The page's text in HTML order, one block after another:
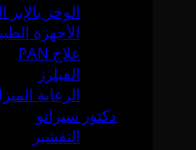
الوخز بالإبر
الأجهزة
علاج PAN
الفيلرز
الرعاية
دكتور سيرانو
التقشير